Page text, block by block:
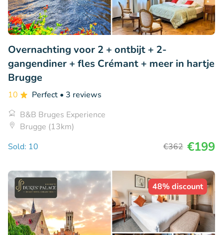
Overnachting voor 2 + ontbijt + 2-
gangendiner + fles Crémant + meer in hartje
Brugge
10 Perfect • 3 reviews
B&B Bruges Experience
Brugge (13km)
Sold: 10
€362 €199
48% discount